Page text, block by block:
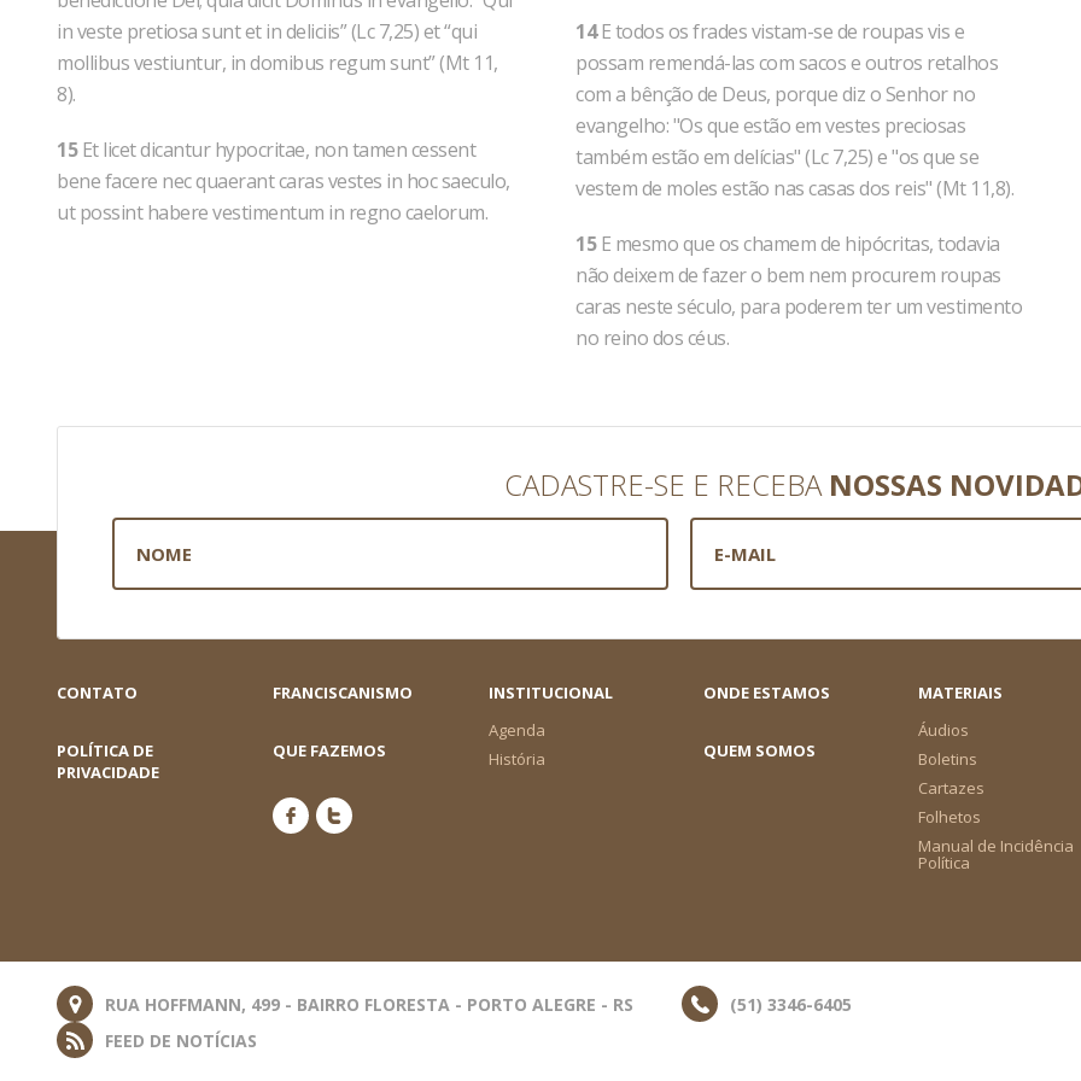
in veste pretiosa sunt et in deliciis” (Lc 7,25) et “qui
mollibus vestiuntur, in domibus regum sunt” (Mt 11,
8).
15Et licet dicantur hypocritae, non tamen cessent
bene facere nec quaerant caras vestes in hoc saeculo,
ut possint habere vestimentum in regno caelorum.
14E todos os frades vistam-se de roupas vis e
possam remendá-las com sacos e outros retalhos
com a bênção de Deus, porque diz o Senhor no
evangelho: "Os que estão em vestes preciosas
também estão em delícias" (Lc 7,25) e "os que se
vestem de moles estão nas casas dos reis" (Mt 11,8).
15E mesmo que os chamem de hipócritas, todavia
não deixem de fazer o bem nem procurem roupas
caras neste século, para poderem ter um vestimento
no reino dos céus.
CADASTRE-SE E RECEBA NOSSAS
CONTATO FRANCISCANISMO
INSTITUCIONAL
Agenda
História
ONDE ESTAMOS
MATERIAIS
Áudios
Boletins
Cartazes
Folhetos
Manual de Incidência
Política
POLÍTICA DE
PRIVACIDADE
QUE FAZEMOS QUEM SOMOS
RUA HOFFMANN, 499 - BAIRRO FLORESTA - PORTO ALEGRE - RS
(51) 3346-6405
FEED DE NOTÍCIAS